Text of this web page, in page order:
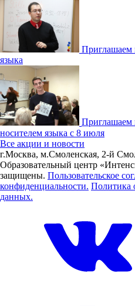
Приглашаем
языка
Приглашаем
носителем языка с 8 июля
Все акции и новости
г.Москва, м.Смоленская, 2-й
Образовательный центр
защищены. Пользовательское
конфиденциальности. Политика
данных.